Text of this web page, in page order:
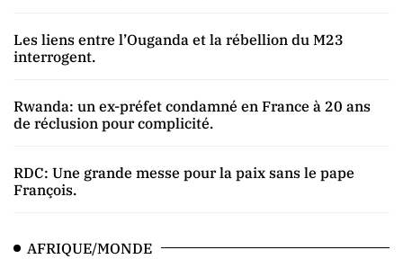
Les liens entre l’Ouganda et la rébellion du M23
interrogent.
Rwanda: un ex-préfet condamné en France à 20 ans
de réclusion pour complicité.
RDC: Une grande messe pour la paix sans le pape
François.
AFRIQUE/MONDE